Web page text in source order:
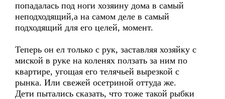
попадалась под ноги хозяину дома в самый
неподходящий,а на самом деле в самый
подходящий для его целей, момент.
Теперь он ел только с рук, заставляя хозяйку с
миской в руке на коленях ползать за ним по
квартире, угощая его телячьей вырезкой с
рынка. Или свежей осетриной оттуда же.
Дети пытались сказать, что тоже такой рыбки